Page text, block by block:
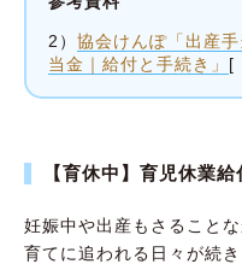
2） 協会けんぽ「出産
当金｜給付と手続き」 [
【育休中】育児休業給
妊娠中や出産もさること
育てに追われる日々が続